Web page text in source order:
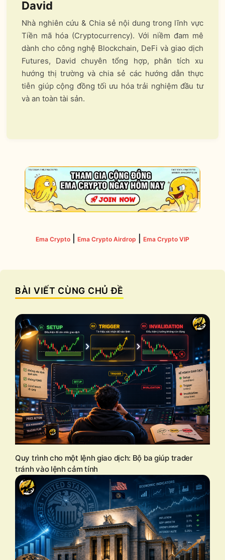
David
Nhà nghiên cứu & Chia sẻ nội dung trong lĩnh vực
Tiền mã hóa (Cryptocurrency). Với niềm đam mê
dành cho công nghệ Blockchain, DeFi và giao dịch
Futures, David chuyên tổng hợp, phân tích xu
hướng thị trường và chia sẻ các hướng dẫn thực
tiễn giúp cộng đồng tối ưu hóa trải nghiệm đầu tư
và an toàn tài sản.
Ema Crypto Ema Crypto Airdrop Ema Crypto VIP
BÀI VIẾT CÙNG CHỦ ĐỀ
Quy trình cho một lệnh giao dịch: Bộ ba giúp trader
tránh vào lệnh cảm tính